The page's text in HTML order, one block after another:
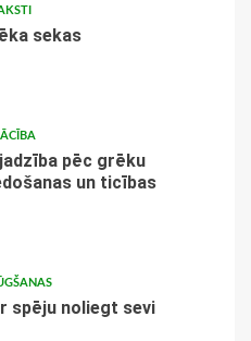
sekas
pēc grēku
un ticības
spēju noliegt sevi